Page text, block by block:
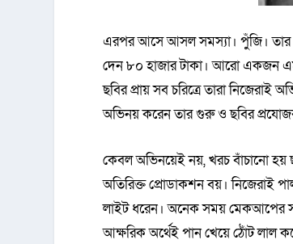
এরপর আসে আসল সমস্যা। পুঁজি। তার
দেন ৮০ হাজার টাকা। আরো একজন
ছবির প্রায় সব চরিত্রে তারা নিজেরাই
অভিনয় করেন তার গুরু ও ছবির
কেবল অভিনয়েই নয়, খরচ বাঁচানো হয়
অতিরিক্ত প্রোডাকশন বয়। নিজেরাই
লাইট ধরেন। অনেক সময় মেকআপের
আক্ষরিক অর্থেই পান খেয়ে ঠোঁট লাল